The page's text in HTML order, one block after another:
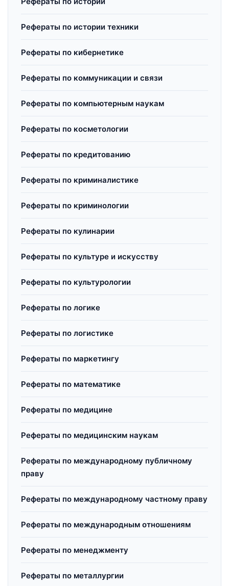
Рефераты по истории техники
Рефераты по кибернетике
Рефераты по коммуникации и связи
Рефераты по компьютерным наукам
Рефераты по косметологии
Рефераты по кредитованию
Рефераты по криминалистике
Рефераты по криминологии
Рефераты по кулинарии
Рефераты по культуре и искусству
Рефераты по культурологии
Рефераты по логике
Рефераты по логистике
Рефераты по маркетингу
Рефераты по математике
Рефераты по медицине
Рефераты по медицинским наукам
Рефераты по международному публичному
праву
Рефераты по международному частному праву
Рефераты по международным отношениям
Рефераты по менеджменту
Рефераты по металлургии